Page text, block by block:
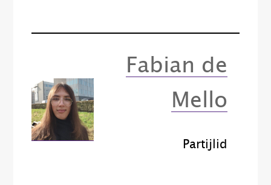
Fabian de
Mello
Partijlid